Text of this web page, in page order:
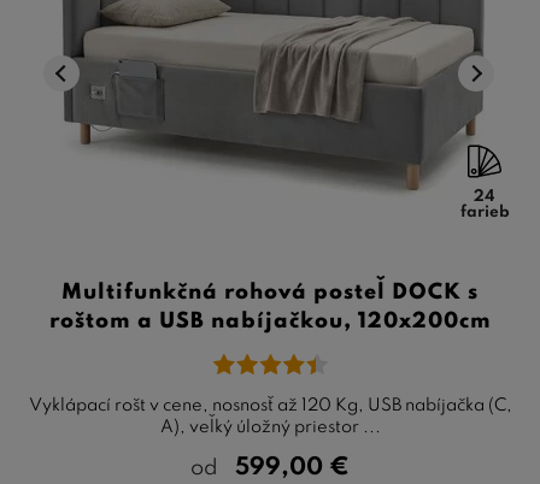
24
farieb
Multifunkčná rohová posteľ DOCK s
roštom a USB nabíjačkou, 120x200cm
Vyklápací rošt v cene, nosnosť až 120 Kg, USB nabíjačka (C,
A), veľký úložný priestor ...
od 599,00 €